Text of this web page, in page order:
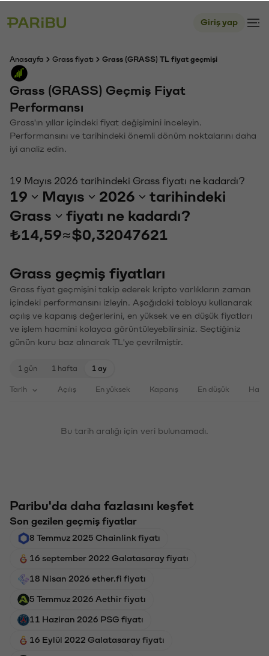
Giriş yap
Anasayfa Grass fiyatı Grass (GRASS) TL fiyat geçmişi
Grass (GRASS) Geçmiş Fiyat
Performansı
Grass'ın yıllar içindeki fiyat değişimini inceleyin.
Performansını ve tarihindeki önemli dönüm noktalarını daha
iyi analiz edin.
19 Mayıs 2026 tarihindeki Grass fiyatı ne kadardı?
19 Mayıs 2026
tarihindeki
Grass
fiyatı ne kadardı?
₺14,59≈$0,32047621
Grass geçmiş fiyatları
Grass fiyat geçmişini takip ederek kripto varlıkların zaman
içindeki performansını izleyin. Aşağıdaki tabloyu kullanarak
açılış ve kapanış değerlerini, en yüksek ve en düşük fiyatları
ve işlem hacmini kolayca görüntüleyebilirsiniz. Seçtiğiniz
günün kuru baz alınarak TL'ye çevrilmiştir.
1 gün 1 hafta 1 ay
Tarih Açılış En yüksek Kapanış En düşük
Bu tarih aralığı için veri bulunamadı.
Paribu'da daha fazlasını keşfet
Son gezilen geçmiş fiyatlar
8 Temmuz 2025 Chainlink fiyatı
16 september 2022 Galatasaray fiyatı
18 Nisan 2026 ether.fi fiyatı
5 Temmuz 2026 Aethir fiyatı
11 Haziran 2026 PSG fiyatı
16 Eylül 2022 Galatasaray fiyatı